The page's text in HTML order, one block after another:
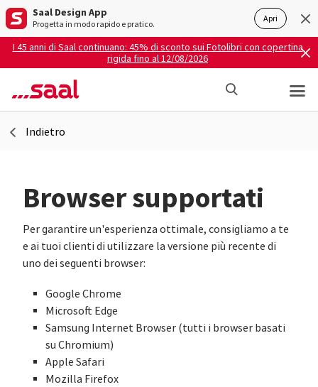
Saal Design App
Progetta in modo rapido e pratico. Apri
I 45 anni di Saal continuano: 45% di sconto sui Fotolibri con copertina
rigida fino al 12/08/2026
Indietro
Browser supportati
Per garantire un'esperienza ottimale, consigliamo a te
e ai tuoi clienti di utilizzare la versione più recente di
uno dei seguenti browser:
Google Chrome
Microsoft Edge
Samsung Internet Browser (tutti i browser basati
su Chromium)
Apple Safari
Mozilla Firefox